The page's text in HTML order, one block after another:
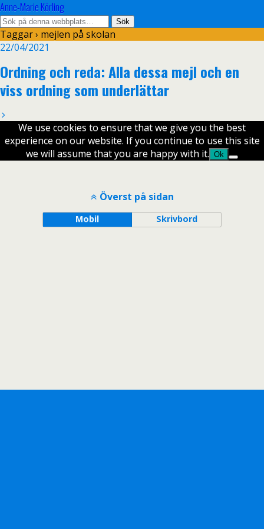
Anne-Marie Körling
Taggar › mejlen på skolan
22/04/2021
Ordning och reda: Alla dessa mejl och en
viss ordning som underlättar
We use cookies to ensure that we give you the best
experience on our website. If you continue to use this site
we will assume that you are happy with it. Ok
Överst på sidan
Mobil Skrivbord